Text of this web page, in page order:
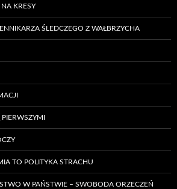
KRESY
ŚLEDCZEGO Z WAŁBRZYCHA
TO POLITYKA STRACHU
W PAŃSTWIE – SWOBODA ORZECZEŃ